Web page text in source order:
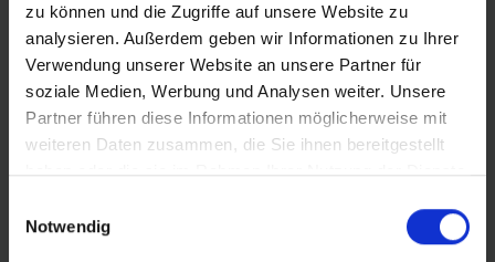
zu können und die Zugriffe auf unsere Website zu
analysieren. Außerdem geben wir Informationen zu Ihrer
Verwendung unserer Website an unsere Partner für
soziale Medien, Werbung und Analysen weiter. Unsere
Partner führen diese Informationen möglicherweise mit
weiteren Daten zusammen, die Sie ihnen bereitgestellt
haben oder die sie im Rahmen Ihrer Nutzung der Dienste
Notwendig
CERCHI CON LARGHEZZA INTERNA DEL CERCHIO
FINO A 19 MM (19C)
18-622, 20-622, 22-622, 23-622, 25-622, 22-630, 25-
630
Tubo alternativo consigliato per cerchi con larghezza
interna superiore a 19mm/19C -> Schwalbe articolo 15.